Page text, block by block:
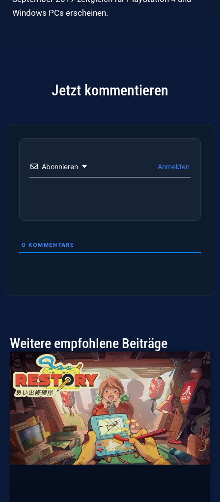
Windows PCs erscheinen.
Jetzt kommentieren
Abonnieren Anmelden
0 KOMMENTARE
Weitere empfohlene Beiträge